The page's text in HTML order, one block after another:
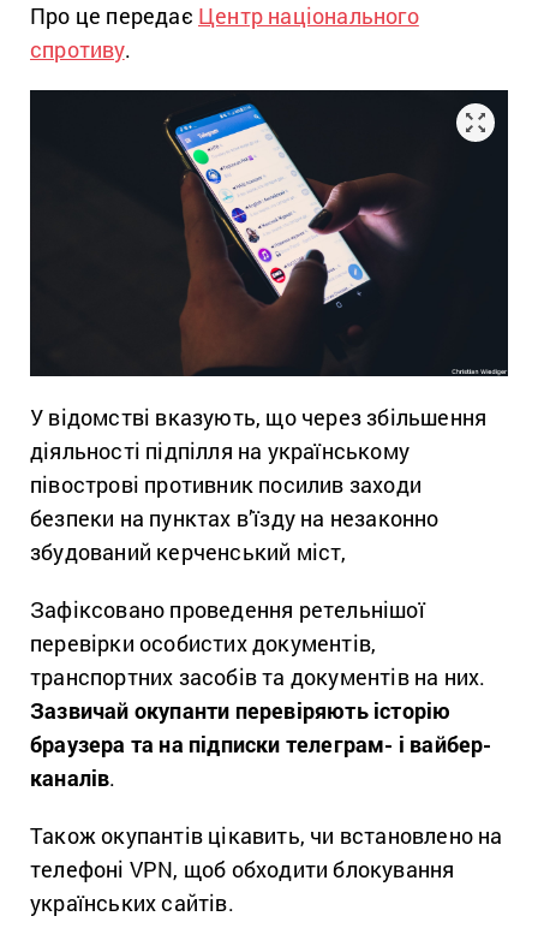
Про це передає Центр національного
спротиву.
У відомстві вказують, що через збільшення
діяльності підпілля на українському
півострові противник посилив заходи
безпеки на пунктах в’їзду на незаконно
збудований керченський міст,
Зафіксовано проведення ретельнішої
перевірки особистих документів,
транспортних засобів та документів на них.
Зазвичай окупанти перевіряють історію
браузера та на підписки телеграм- і вайбер-
каналів.
Також окупантів цікавить, чи встановлено на
телефоні VPN, щоб обходити блокування
українських сайтів.